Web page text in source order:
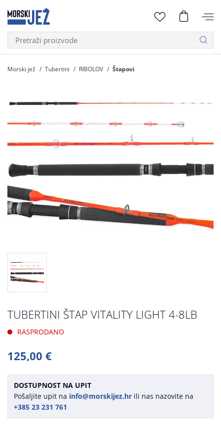
Morski jež Tubertini RIBOLOV Štapovi
TUBERTINI ŠTAP VITALITY LIGHT 4-8LB
RASPRODANO
125,00 €
DOSTUPNOST NA UPIT
Pošaljite upit na info@morskijez.hr ili nas nazovite na
+385 23 231 761